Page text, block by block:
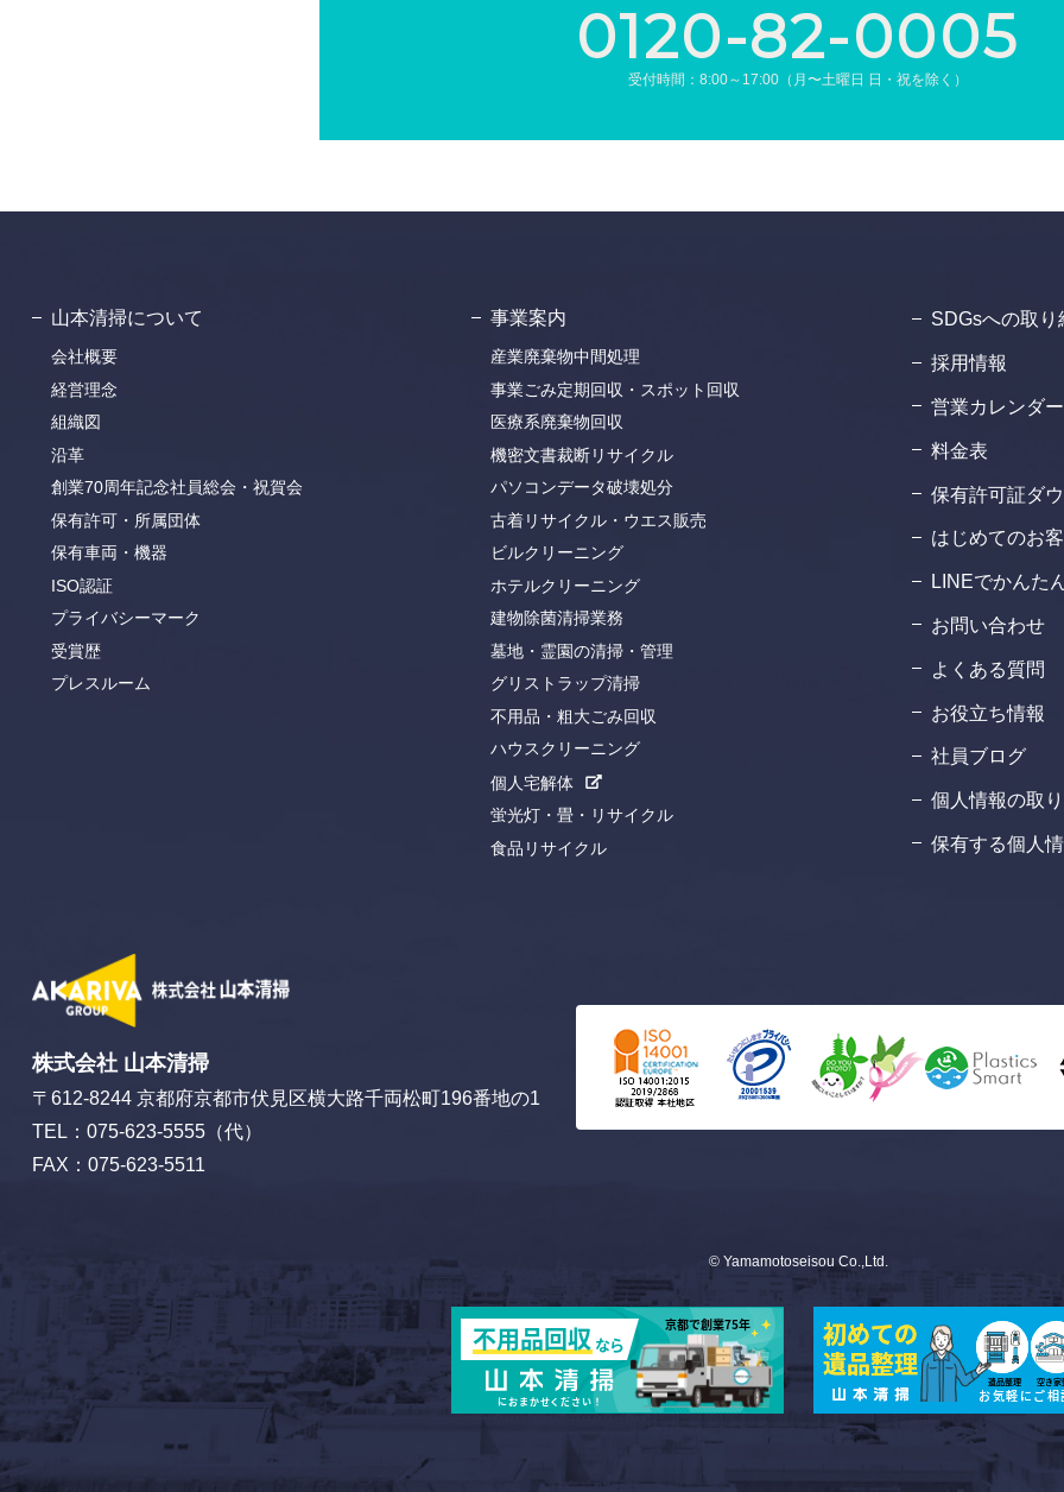
0120-82-0005
受付時間：8:00～17:00（月〜土曜日 日・祝を除く）
山本清掃について
会社概要
経営理念
組織図
沿革
創業70周年記念社員総会・祝賀会
保有許可・所属団体
保有車両・機器
ISO認証
プライバシーマーク
受賞歴
プレスルーム
事業案内
産業廃棄物中間処理
事業ごみ定期回収・スポット回収
医療系廃棄物回収
機密文書裁断リサイクル
パソコンデータ破壊処分
古着リサイクル・ウエス販売
ビルクリーニング
ホテルクリーニング
建物除菌清掃業務
墓地・霊園の清掃・管理
グリストラップ清掃
不用品・粗大ごみ回収
ハウスクリーニング
個人宅解体
蛍光灯・畳・リサイクル
食品リサイクル
SDGsへの取り
採用情報
営業カレンダー
料金表
保有許可証ダ
はじめてのお
LINEでかんた
お問い合わせ
よくある質問
お役立ち情報
社員ブログ
個人情報の取
保有する個人
株式会社 山本清掃
〒612-8244 京都府京都市伏見区横大路千両松町196番地の1
TEL：075-623-5555（代）
FAX：075-623-5511
© Yamamotoseisou Co.,Ltd.